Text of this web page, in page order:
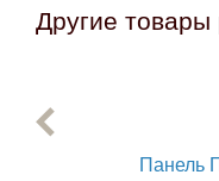
Другие товары
Панель